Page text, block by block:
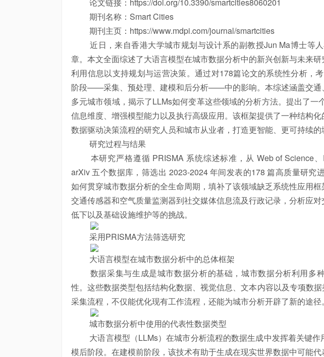
期刊名称：Smart Cities
期刊主页：https://www.mdpi.com/journal/smartcities
近日，来自香港大学城市规划与设计系的副教授Jun Ma博士等
章。本文全面综述了大语言模型在城市数据分析中的新兴创新与未来
利用信息以支持规划与运营决策。通过对178篇论文的系统性分析，
阶段——采集、预处理、建模和后分析——中的影响。本综述涵盖交
多元城市领域，揭示了LLMs如何变革这些领域的分析方法。提出了一
信息维度、增强模型能力以及执行高级应用。该框架提供了一种结构
数据驱动决策流程的研究人员和城市从业者，打造更智能、更可持续的
研究过程与结果
本研究严格遵循 PRISMA 系统综述标准，从 Web of Science、
arXiv 五个数据库，筛选出 2023-2024 年间发表的178 篇高质量研究
如何贯穿城市数据分析的全生命周期，填补了该领域缺乏系统性应用
交通传感器和空气质量监测器到社交媒体信息流及行政记录，分析应
低下以及基础设施维护等的挑战。
采用PRISMA方法筛选研究
大语言模型在城市数据分析中的总体框架
数据采集与生成是城市数据分析的基础，城市数据分析利用多
性。这些数据类型包括结构化数据、视觉信息、文本内容以及专项数
采集流程，不仅能优化现有工作流程，还能为城市分析开辟了新的途径。
城市数据分析中使用的代表性数据类型
大语言模型（LLMs）在城市分析流程的数据生成中发挥着关键作
模后阶段。在建模前阶段，该技术有助于生成在现实世界数据中可能